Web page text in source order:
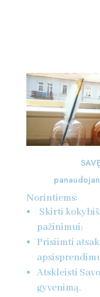
Norintiems:
Skirti
pažinimui;
Prisiimti
Atskleisti
gyvenimą.